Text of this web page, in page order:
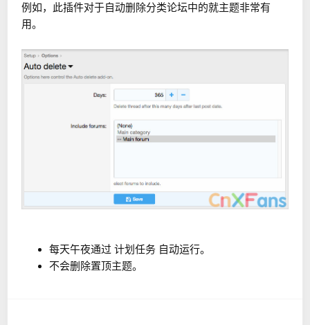
例如，此插件对于自动删除分类论坛中的就主题非常有
用。
每天午夜通过 计划任务 自动运行。
不会删除置顶主题。